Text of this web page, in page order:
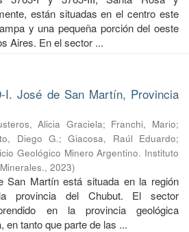
están situadas en el centro este
y una pequeña porción del oeste
Aires. En el sector ...
I. José de San Martín, Provincia
Alicia Graciela; Franchi, Mario;
Diego G.;Giacosa, Raúl Eduardo;
Geológico Minero Argentino. Instituto
, 2023)
San Martín está situada en la región
provincia del Chubut. El sector
en la provincia geológica
en tanto que parte de las ...